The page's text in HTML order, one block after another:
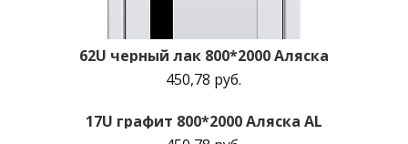
62U черный лак 800*2000 Аляска
450,78 руб.
17U графит 800*2000 Аляска AL